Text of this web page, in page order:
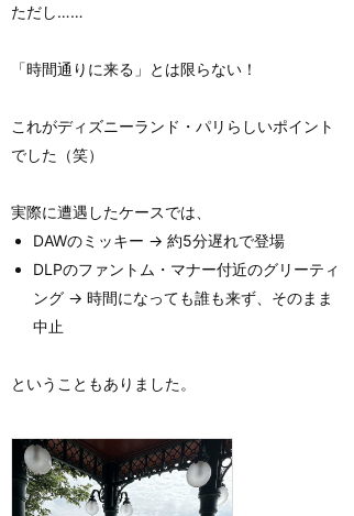
ただし……
「時間通りに来る」とは限らない！
これがディズニーランド・パリらしいポイント
でした（笑）
実際に遭遇したケースでは、
DAWのミッキー → 約5分遅れで登場
DLPのファントム・マナー付近のグリーティ
ング → 時間になっても誰も来ず、そのまま
中止
ということもありました。